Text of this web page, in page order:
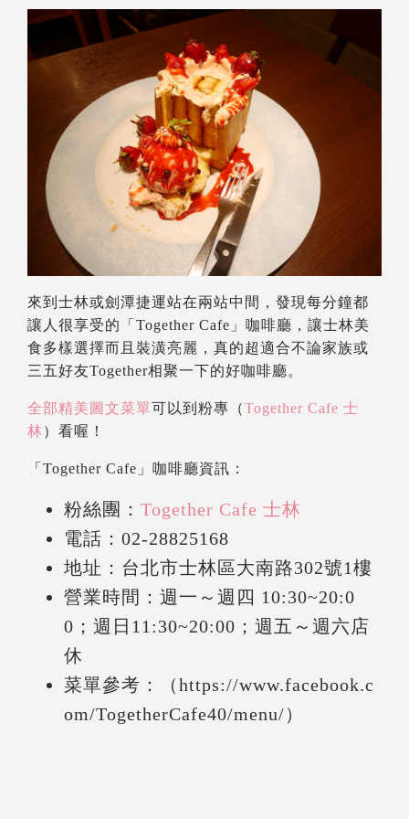
來到士林或劍潭捷運站在兩站中間，發現每分鐘都
讓人很享受的「Together Cafe」咖啡廳，讓士林美
食多樣選擇而且裝潢亮麗，真的超適合不論家族或
三五好友Together相聚一下的好咖啡廳。
全部精美圖文菜單可以到粉專（Together Cafe 士
林 ）看喔！
「Together Cafe」咖啡廳資訊：
粉絲團： Together Cafe 士林
電話：02-28825168
地址： 台北市士林區大南路302號1樓
營業時間：週一～週四 10:30~20:0
0；週日11:30~20:00；週五～週六店
休
菜單參考：（https://www.facebook.c
om/TogetherCafe40/menu/）